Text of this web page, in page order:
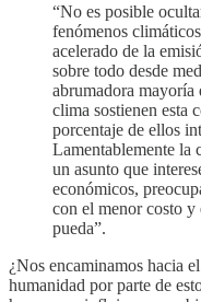
“No es posible
fenómenos
acelerado de la
sobre todo desde
abrumadora mayoría
clima sostienen esta
porcentaje de ellos
Lamentablemente la
un asunto que
económicos,
con el menor costo y
pueda”.
¿Nos encaminamos hacia
humanidad por parte de